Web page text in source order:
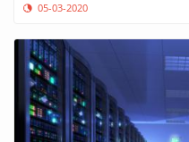
05-03-2020